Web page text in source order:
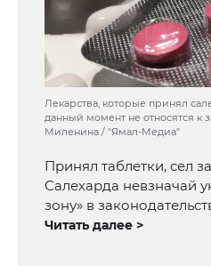
Лекарства, которые принял
данный момент не относятся к
Миленина / "Ямал-Медиа"
Принял таблетки, сел
Салехарда невзначай
зону» в
Читать далее >